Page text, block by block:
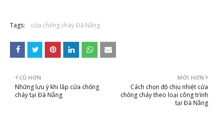
Tags: cửa chống cháy Đà Nẵng
MỚI HƠN
Cách chọn độ chịu nhiệt cửa
chống cháy theo loại công trình
tại Đà Nẵng
CŨ HƠN
Những lưu ý khi lắp cửa chống
cháy tại Đà Nẵng